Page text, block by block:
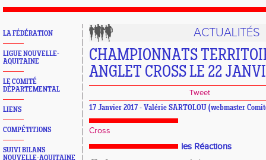
LA FÉDÉRATION
LIGUE NOUVELLE-
AQUITAINE
LE COMITÉ
DÉPARTEMENTAL
LIENS
COMPÉTITIONS
SUIVI BILANS
NOUVELLE-AQUITAINE
ACTUALITÉS
CHAMPIONNATS
ANGLET CROSS LE 22
Tweet
17 Janvier 2017 - Valérie SARTOLOU (webmaster
Cross
les Réactions